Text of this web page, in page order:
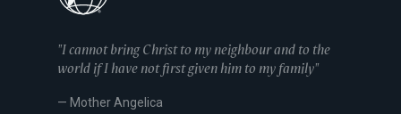
"I cannot bring Christ to my neighbour and to the
world if I have not first given him to my family"
— Mother Angelica